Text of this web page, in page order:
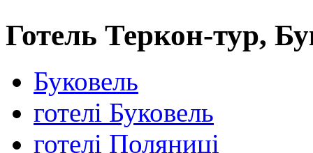
Готель Теркон-тур,
Буковель
готелі Буковель
готелі Поляниці